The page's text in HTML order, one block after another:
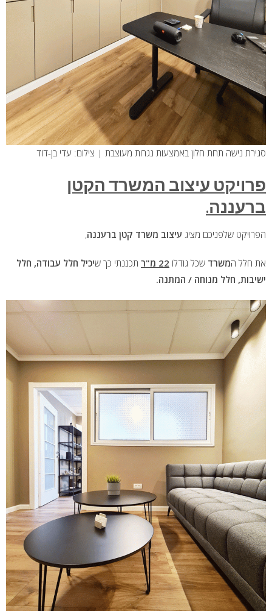
סגירת נישה תחת חלון באמצעות נגרות מעוצבת | צילום: עדי בן-דוד
פרויקט עיצוב המשרד הקטן
ברעננה.
הפרויקט שלפניכם מציג עיצוב משרד קטן ברעננה,
את חלל המשרד שכל גודלו 22 מ"ר תכננתי כך שיכיל חלל עבודה, חלל
ישיבות, חלל מנוחה / המתנה.